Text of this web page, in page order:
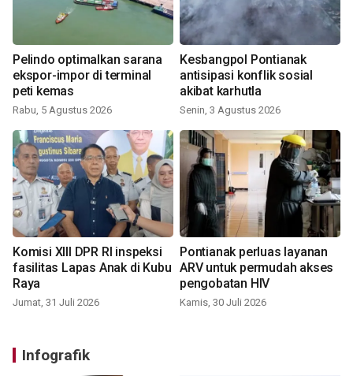
Pelindo optimalkan sarana
ekspor-impor di terminal
peti kemas
Rabu, 5 Agustus 2026
Kesbangpol Pontianak
antisipasi konflik sosial
akibat karhutla
Senin, 3 Agustus 2026
Komisi XIII DPR RI inspeksi
fasilitas Lapas Anak di Kubu
Raya
Jumat, 31 Juli 2026
Pontianak perluas layanan
ARV untuk permudah akses
pengobatan HIV
Kamis, 30 Juli 2026
Infografik